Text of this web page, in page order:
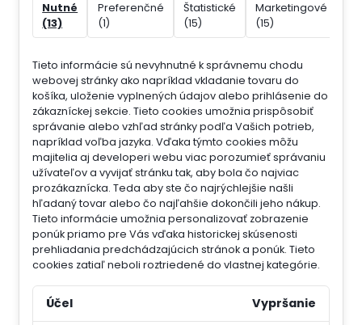
Nutné
(13)
Preferenčné
(1)
Štatistické
(15)
Marketingové
(15)
Tieto informácie sú nevyhnutné k správnemu chodu
webovej stránky ako napríklad vkladanie tovaru do
košíka, uloženie vyplnených údajov alebo prihlásenie do
zákazníckej sekcie. Tieto cookies umožnia prispôsobiť
správanie alebo vzhľad stránky podľa Vašich potrieb,
napríklad voľba jazyka. Vďaka týmto cookies môžu
majitelia aj developeri webu viac porozumieť správaniu
užívateľov a vyvijať stránku tak, aby bola čo najviac
prozákaznícka. Teda aby ste čo najrýchlejšie našli
hľadaný tovar alebo čo najľahšie dokončili jeho nákup.
Tieto informácie umožnia personalizovať zobrazenie
ponúk priamo pre Vás vďaka historickej skúsenosti
prehliadania predchádzajúcich stránok a ponúk. Tieto
cookies zatiaľ neboli roztriedené do vlastnej kategórie.
Účel Vypršanie